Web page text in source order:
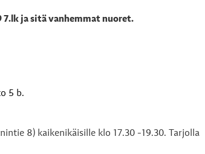
7.lk ja sitä vanhemmat nuoret.
5 b.
8) kaikenikäisille klo 17.30 -19.30. Tarjolla